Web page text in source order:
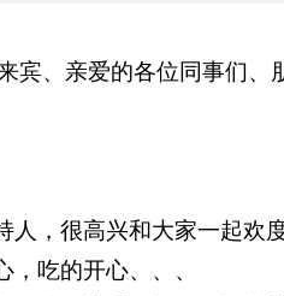
宾、亲爱的各位同事们、
人，很高兴和大家一起欢
吃的开心、、、